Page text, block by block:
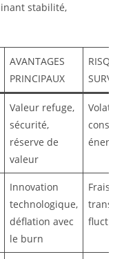
stabilité,
AVANTAGES
PRINCIPAUX
Valeur refuge,
sécurité,
réserve de
valeur
Innovation
technologique,
déflation avec
le burn
Frais